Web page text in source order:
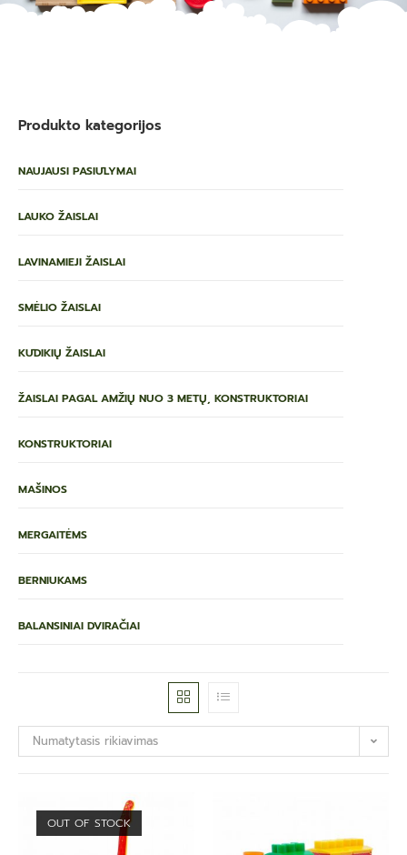
Produkto kategorijos
NAUJAUSI PASIŪLYMAI
LAUKO ŽAISLAI
LAVINAMIEJI ŽAISLAI
SMĖLIO ŽAISLAI
KŪDIKIŲ ŽAISLAI
ŽAISLAI PAGAL AMŽIŲ NUO 3 METŲ, KONSTRUKTORIAI
KONSTRUKTORIAI
MAŠINOS
MERGAITĖMS
BERNIUKAMS
BALANSINIAI DVIRAČIAI
Numatytasis rikiavimas
OUT OF STOCK